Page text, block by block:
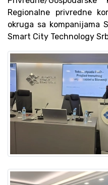
Regionalne privredne
okruga sa kompanijama
Smart City Technology